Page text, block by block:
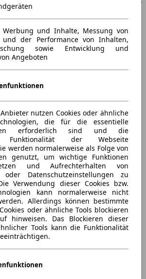
Werbung und Inhalte, Messung von
und der Performance von Inhalten,
sowie Entwicklung und
Angeboten
nutzen Cookies oder ähnliche
die für die essentielle
erforderlich sind und die
Funktionalität der Webseite
werden normalerweise als Folge von
genutzt, um wichtige Funktionen
und Aufrechterhalten von
oder Datenschutzeinstellungen zu
Verwendung dieser Cookies bzw.
kann normalerweise nicht
Allerdings können bestimmte
oder ähnliche Tools blockieren
hinweisen. Das Blockieren dieser
Tools kann die Funktionalität